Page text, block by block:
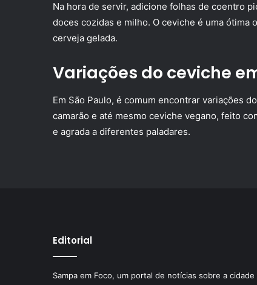
Na hora de servir, adicione folhas de coentro
doces cozidas e milho. O ceviche é uma
cerveja gelada.
Variações do ceviche
Em São Paulo, é comum encontrar variações
camarão e até mesmo ceviche vegano, feito
e agrada a diferentes paladares.
Editorial
Sampa em Foco, um portal de notícias sobre a